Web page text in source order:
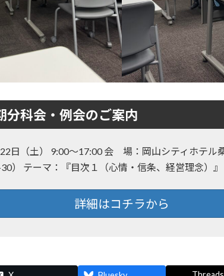
分科会・例会のご案内
22日（土） 9:00〜17:00 会 場：岡山シティ
） テーマ：『目次１（心情・信条、経営理念）』
詳細はコチラから